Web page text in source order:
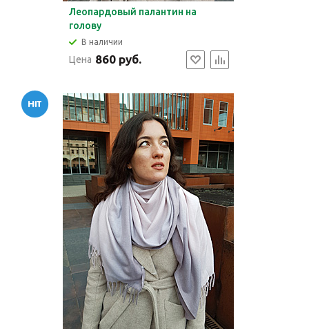
Леопардовый палантин на
голову
В наличии
Цена 860 руб.